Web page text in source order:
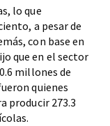
lo que
a pesar de
con base en
que en el sector
millones de
quienes
producir 273.3